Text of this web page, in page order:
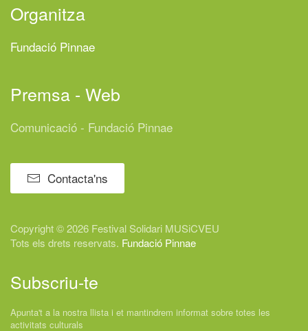
Organitza
Fundació Pinnae
Premsa - Web
Comunicació - Fundació Pinnae
Contacta'ns
Copyright © 2026 Festival Solidari MUSiCVEU
Tots els drets reservats. Fundació Pinnae
Subscriu-te
Apunta't a la nostra llista i et mantindrem informat sobre totes les
activitats culturals